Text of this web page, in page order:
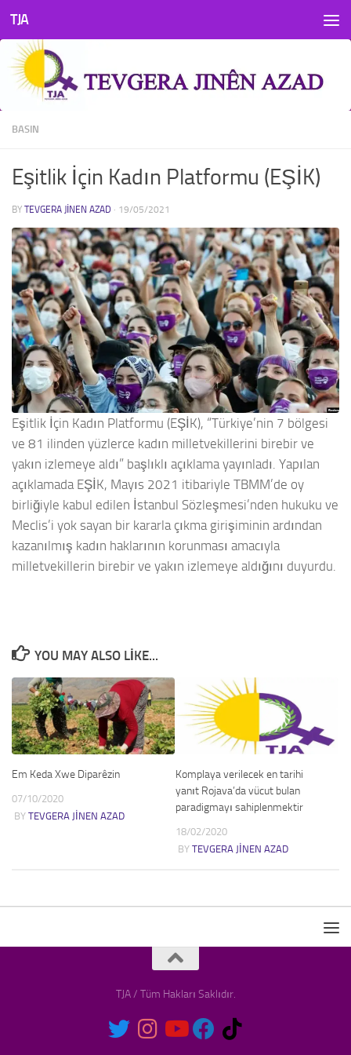
Skip to content
TJA
BASIN
Eşitlik İçin Kadın Platformu (EŞİK)
BY TEVGERA JINEN AZAD · 19/05/2021
Eşitlik İçin Kadın Platformu (EŞİK), “Türkiye’nin 7 bölgesi
ve 81 ilinden yüzlerce kadın milletvekillerini birebir ve
yakın izlemeye aldı” başlıklı açıklama yayınladı. Yapılan
açıklamada EŞİK, Mayıs 2021 itibariyle TBMM’de oy
birliğiyle kabul edilen İstanbul Sözleşmesi’nden hukuku ve
Meclis’i yok sayan bir kararla çıkma girişiminin ardından
kazanılmış kadın haklarının korunması amacıyla
milletvekillerin birebir ve yakın izlemeye aldığını duyurdu.
YOU MAY ALSO LIKE...
Em Keda Xwe Diparêzin
07/10/2020
BY TEVGERA JINEN AZAD
Komplaya verilecek en tarihi
yanıt Rojava’da vücut bulan
paradigmayı sahiplenmektir
18/02/2020
BY TEVGERA JINEN AZAD
TJA / Tüm Hakları Saklıdır.